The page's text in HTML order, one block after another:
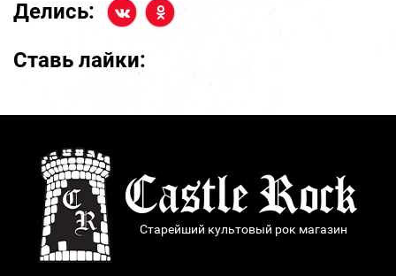
Делись:
Ставь лайки:
Старейший культовый рок магазин